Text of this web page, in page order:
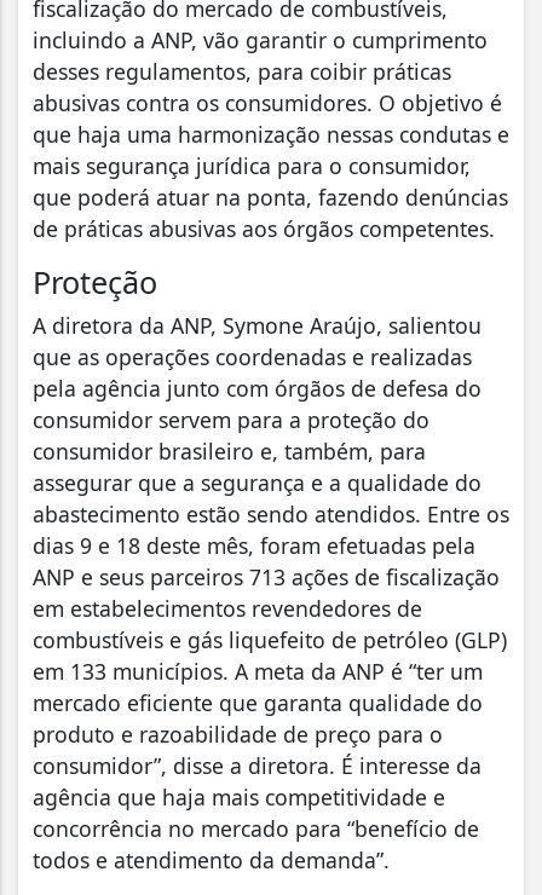
fiscalização do mercado de combustíveis,
incluindo a ANP, vão garantir o cumprimento
desses regulamentos, para coibir práticas
abusivas contra os consumidores. O objetivo é
que haja uma harmonização nessas condutas e
mais segurança jurídica para o consumidor,
que poderá atuar na ponta, fazendo denúncias
de práticas abusivas aos órgãos competentes.
Proteção
A diretora da ANP, Symone Araújo, salientou
que as operações coordenadas e realizadas
pela agência junto com órgãos de defesa do
consumidor servem para a proteção do
consumidor brasileiro e, também, para
assegurar que a segurança e a qualidade do
abastecimento estão sendo atendidos. Entre os
dias 9 e 18 deste mês, foram efetuadas pela
ANP e seus parceiros 713 ações de fiscalização
em estabelecimentos revendedores de
combustíveis e gás liquefeito de petróleo (GLP)
em 133 municípios. A meta da ANP é “ter um
mercado eficiente que garanta qualidade do
produto e razoabilidade de preço para o
consumidor”, disse a diretora. É interesse da
agência que haja mais competitividade e
concorrência no mercado para “benefício de
todos e atendimento da demanda”.